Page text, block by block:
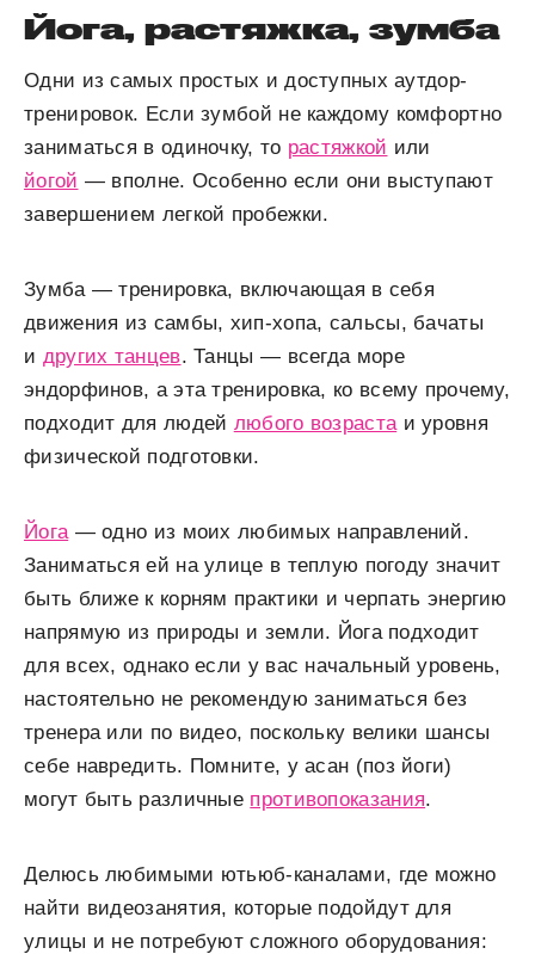
Йога, растяжка, зумба
Одни из самых простых и доступных аутдор-
тренировок. Если зумбой не каждому комфортно
заниматься в одиночку, то растяжкой или
йогой — вполне. Особенно если они выступают
завершением легкой пробежки.
Зумба — тренировка, включающая в себя
движения из самбы, хип-хопа, сальсы, бачаты
и других танцев. Танцы — всегда море
эндорфинов, а эта тренировка, ко всему прочему,
подходит для людей любого возрастаи уровня
физической подготовки.
Йога— одно из моих любимых направлений.
Заниматься ей на улице в теплую погоду значит
быть ближе к корням практики и черпать энергию
напрямую из природы и земли. Йога подходит
для всех, однако если у вас начальный уровень,
настоятельно не рекомендую заниматься без
тренера или по видео, поскольку велики шансы
себе навредить. Помните, у асан (поз йоги)
могут быть различные противопоказания.
Делюсь любимыми ютьюб-каналами, где можно
найти видеозанятия, которые подойдут для
улицы и не потребуют сложного оборудования: